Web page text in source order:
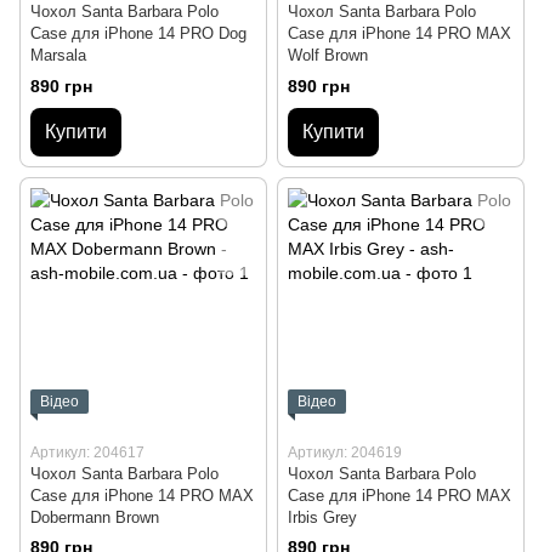
Чохол Santa Barbara Polo
Case для iPhone 14 PRO Dog
Marsala
890 грн
Купити
Чохол Santa Barbara Polo
Case для iPhone 14 PRO MAX
Wolf Brown
890 грн
Купити
Відео
Артикул: 204617
Чохол Santa Barbara Polo
Case для iPhone 14 PRO MAX
Dobermann Brown
890 грн
Відео
Артикул: 204619
Чохол Santa Barbara Polo
Case для iPhone 14 PRO MAX
Irbis Grey
890 грн